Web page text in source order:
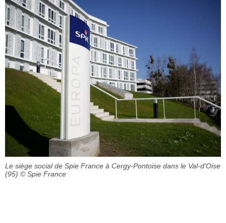
Le siège social de Spie France à Cergy-Pontoise dans le Val-d'Oise
(95) © Spie France